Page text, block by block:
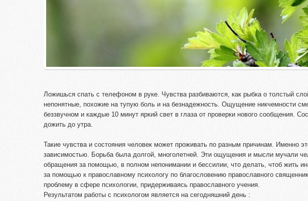
Ложишься спать с телефоном в руке. Чувства разбиваются, как рыбка о толстый
непонятные, похожие на тупую боль и на безнадежность. Ощущение никчемности
беззвучном и каждые 10 минут яркий свет в глаза от проверки нового сообщения.
дожить до утра.
Такие чувства и состояния человек может проживать по разным причинам. Именно
зависимостью. Борьба была долгой, многолетней. Эти ощущения и мысли мучали
обращения за помощью, в полном непонимании и бессилии, что делать, чтоб жить
за помощью к православному психологу по благословению православного
проблему в сфере психологии, придерживаясь православного учения.
Результатом работы с психологом является на сегодняшний день :